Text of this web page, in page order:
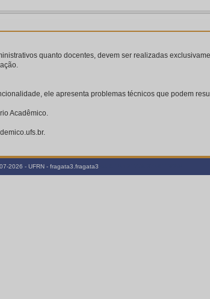
quanto docentes, devem ser realizadas
ele apresenta problemas técnicos que podem
Acadêmico.
2026 - UFRN - fragata3.fragata3